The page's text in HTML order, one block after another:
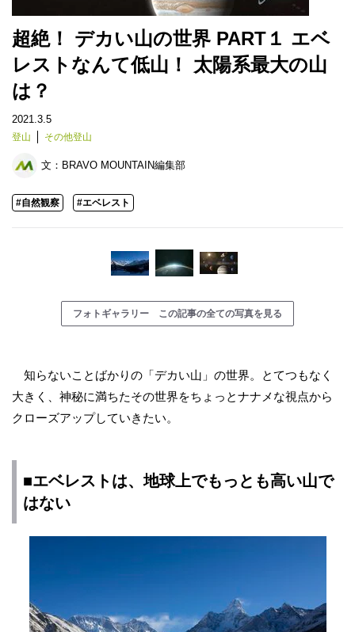
超絶！ デカい山の世界 PART１ エベ
レストなんて低山！ 太陽系最大の山
は？
2021.3.5
登山 その他登山
文： BRAVO MOUNTAIN編集部
#自然観察 #エベレスト
フォトギャラリー この記事の全ての写真を見る
知らないことばかりの「デカい山」の世界。とてつもなく
大きく、神秘に満ちたその世界をちょっとナナメな視点から
クローズアップしていきたい。
■エベレストは、地球上でもっとも高い山で
はない